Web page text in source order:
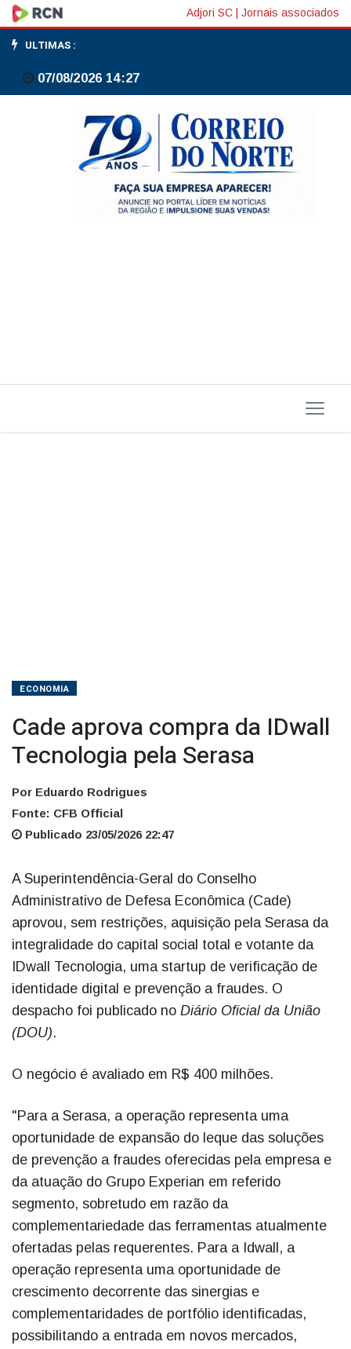
Cade
aprova
compra
Tecnologia
Adjori SC Jornais associados
ULTIMAS :
07/08/2026 14:27
ECONOMIA
Cade aprova compra da IDwall
Tecnologia pela Serasa
Por Eduardo Rodrigues
Fonte: CFB Official
Publicado 23/05/2026 22:47
A Superintendência-Geral do Conselho
Administrativo de Defesa Econômica (Cade)
aprovou, sem restrições, aquisição pela Serasa da
integralidade do capital social total e votante da
IDwall Tecnologia, uma startup de verificação de
identidade digital e prevenção a fraudes. O
despacho foi publicado no Diário Oficial da União
(DOU).
O negócio é avaliado em R$ 400 milhões.
"Para a Serasa, a operação representa uma
oportunidade de expansão do leque das soluções
de prevenção a fraudes oferecidas pela empresa e
da atuação do Grupo Experian em referido
segmento, sobretudo em razão da
complementariedade das ferramentas atualmente
ofertadas pelas requerentes. Para a Idwall, a
operação representa uma oportunidade de
crescimento decorrente das sinergias e
complementaridades de portfólio identificadas,
possibilitando a entrada em novos mercados,